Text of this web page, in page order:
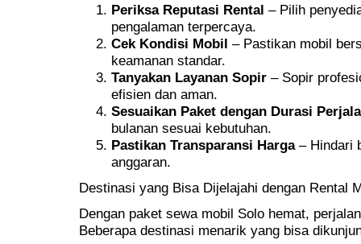
Periksa Reputasi Rental – Pilih
pengalaman terpercaya.
Cek Kondisi Mobil – Pastikan mobil
keamanan standar.
Tanyakan Layanan Sopir – Sopir
efisien dan aman.
Sesuaikan Paket dengan Durasi
bulanan sesuai kebutuhan.
Pastikan Transparansi Harga– Hindari
anggaran.
Destinasi yang Bisa Dijelajahi dengan Rental
Dengan paket sewa mobil Solo hemat,
Beberapa destinasi menarik yang bisa